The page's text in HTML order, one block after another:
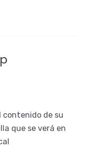
contenido de su
que se verá en